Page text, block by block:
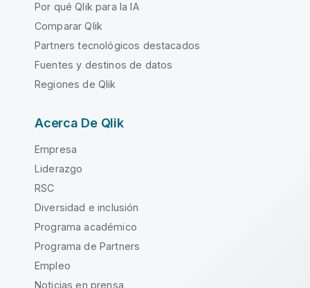
Por qué Qlik para la IA
Comparar Qlik
Partners tecnológicos destacados
Fuentes y destinos de datos
Regiones de Qlik
Acerca De Qlik
Empresa
Liderazgo
RSC
Diversidad e inclusión
Programa académico
Programa de Partners
Empleo
Noticias en prensa